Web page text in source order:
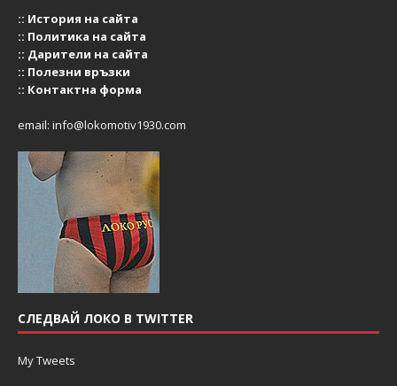
:: История на сайта
:: Политика на сайта
:: Дарители на сайта
:: Полезни връзки
:: Контактна форма
email: info@lokomotiv1930.com
СЛЕДВАЙ ЛОКО В TWITTER
My Tweets